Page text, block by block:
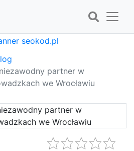
partner w
we Wrocławiu